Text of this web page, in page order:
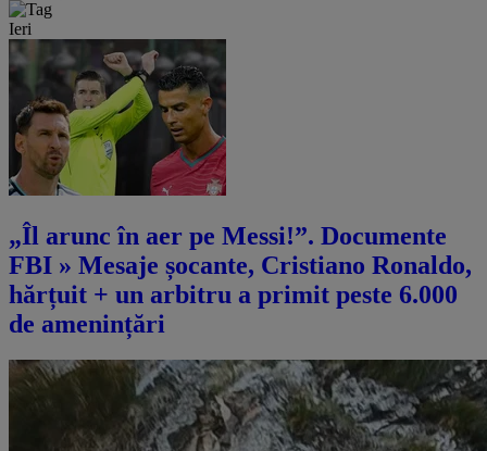
Ieri
„Îl arunc în aer pe Messi!”. Documente
FBI » Mesaje șocante, Cristiano Ronaldo,
hărțuit + un arbitru a primit peste 6.000
de amenințări